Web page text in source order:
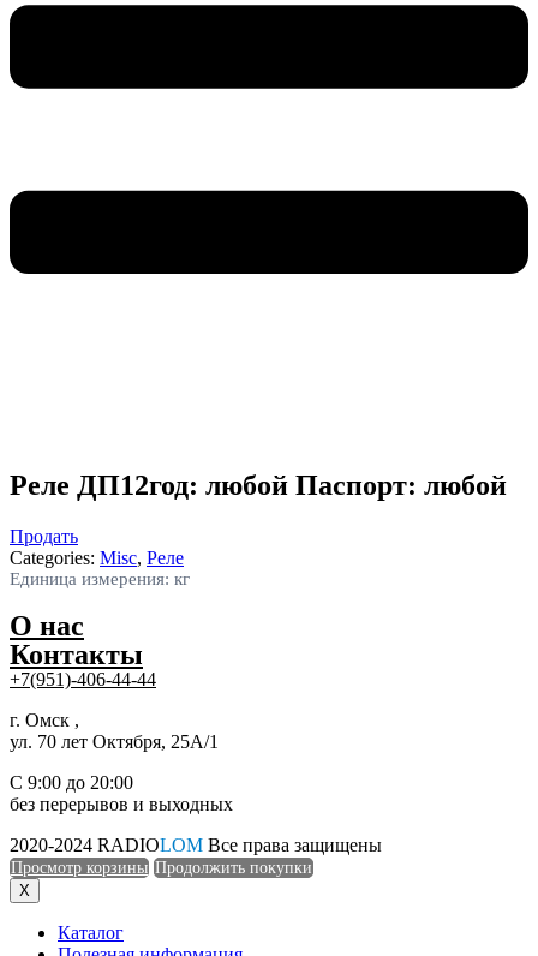
Реле ДП12год: любой Паспорт: любой
Продать
Categories: Misc, Реле
Единица измерения: кг
О нас
Контакты
+7(951)-406-44-44
г. Омск ,
ул. 70 лет Октября, 25А/1
С 9:00 до 20:00
без перерывов и выходных
2020-2024 RADIOLOM Все права защищены
Просмотр корзины Продолжить покупки
X
Каталог